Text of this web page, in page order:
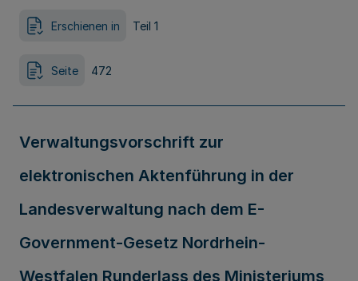
Erschienen in Teil 1
Seite 472
Verwaltungsvorschrift zur
elektronischen Aktenführung in der
Landesverwaltung nach dem E-
Government-Gesetz Nordrhein-
Westfalen Runderlass des Ministeriums